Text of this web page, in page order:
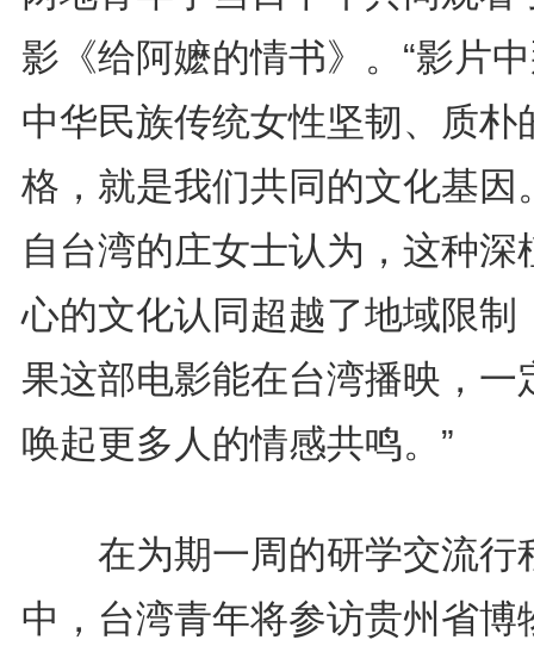
影《给阿嬷的情书》。“影片
中华民族传统女性坚韧、质朴
格，就是我们共同的文化基因
自台湾的庄女士认为，这种深
心的文化认同超越了地域限制
果这部电影能在台湾播映，一
唤起更多人的情感共鸣。”
在为期一周的研学交流行
中，台湾青年将参访贵州省博